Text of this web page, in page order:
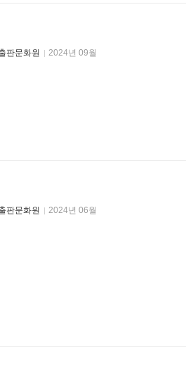
판문화원 2024년 09월
판문화원 2024년 06월